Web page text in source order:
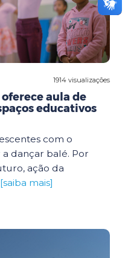
1914 visualizações
aula de
educativos
com o
dançar balé. Por
ação da
[saiba mais]